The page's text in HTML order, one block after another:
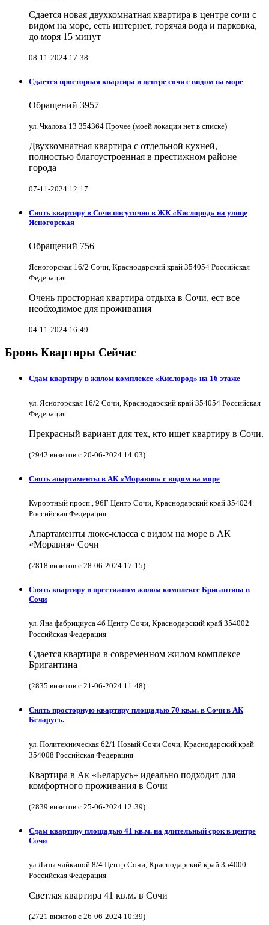
Сдается новая двухкомнатная квартира в центре сочи с
видом на море, есть интернет, горячая вода и парковка,
до моря 15 минут
08-11-2024 17:38
Сдается просторная квартира в центре сочи с видом на море
Обращений 3957
ул. Чкалова 13 354364 Прочее (моей локации нет в списке)
Двухкомнатная квартира с отдельной кухней,
полностью благоустроенная в престижном районе
города
07-11-2024 12:17
Снять квартиру в Cочи посуточно в ЖК «Кислород» на улице
Ясногорская
Обращений 756
Ясногорская 16/2 Сочи, Краснодарский край 354054 Российская
Федерация
Очень просторная квартира отдыха в Сочи, ест все
необходимое для проживания
04-11-2024 16:49
Бронь Квартиры Сейчас
Сдам квартиру в жилом комплексе «Кислород» на 16 этаже
ул. Ясногорская 16/2 Сочи, Краснодарский край 354054 Российская
Федерация
Прекрасный вариант для тех, кто ищет квартиру в Сочи.
(2942 визитов с 20-06-2024 14:03)
Снять апартаменты в АК «Моравия» с видом на море
Курортный просп., 96Г Центр Сочи, Краснодарский край 354024
Российская Федерация
Апартаменты люкс-класса с видом на море в АК
«Моравия» Сочи
(2818 визитов с 28-06-2024 17:15)
Снять квартиру в престижном жилом комплексе Бригантина в
Сочи
ул. Яна фабрициуса 4б Центр Сочи, Краснодарский край 354002
Российская Федерация
Сдается квартира в современном жилом комплексе
Бригантина
(2835 визитов с 21-06-2024 11:48)
Снять просторную квартиру площадью 70 кв.м. в Сочи в АК
Беларусь.
ул. Политехническая 62/1 Новый Сочи Сочи, Краснодарский край
354008 Российская Федерация
Квартира в Ак «Беларусь» идеально подходит для
комфортного проживания в Сочи
(2839 визитов с 25-06-2024 12:39)
Сдам квартиру площадью 41 кв.м. на длительный срок в центре
Сочи
ул.Лизы чайкиной 8/4 Центр Сочи, Краснодарский край 354000
Российская Федерация
Светлая квартира 41 кв.м. в Сочи
(2721 визитов с 26-06-2024 10:39)